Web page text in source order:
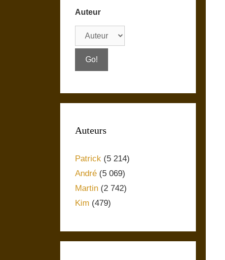
Auteur
Auteurs
Patrick (5 214)
André (5 069)
Martin (2 742)
Kim (479)